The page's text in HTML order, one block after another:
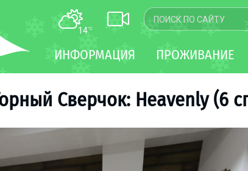
14°C
ИНФОРМАЦИЯ ПРОЖИВАНИЕ
Сверчок: Heavenly (6
ТРАНСФЕР